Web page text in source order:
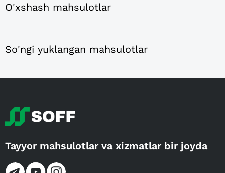
O'xshash mahsulotlar
So'ngi yuklangan mahsulotlar
Tayyor mahsulotlar va xizmatlar bir joyda